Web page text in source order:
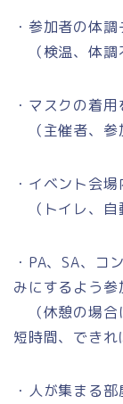
・参加者の体
（検温、体調
・マスクの着
（主催者、参
・イベント会
（トイレ、自
・PA、SA、コ
みにするよう
（休憩の場合
短時間、できれ
・人が集まる